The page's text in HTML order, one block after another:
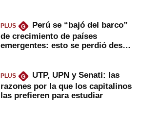
PLUS G
Perú se “bajó del barco”
de crecimiento de países
emergentes: esto se perdió desde
PLUS G
UTP, UPN y Senati: las
razones por la que los capitalinos
las prefieren para estudiar